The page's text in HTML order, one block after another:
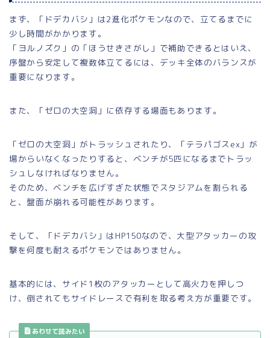
まず、「ドデカバシ」は2進化ポケモンなので、立てるまでに
少し時間がかかります。
「ヨルノズク」の「ほうせきさがし」で補助できるとはいえ、
序盤から安定して複数体立てるには、デッキ全体のバランスが
重要になります。
また、「ゼロの大空洞」に依存する場面もあります。
「ゼロの大空洞」がトラッシュされたり、「テラパゴスex」が
場からいなくなったりすると、ベンチが5匹になるまでトラッ
シュしなければなりません。
そのため、ベンチを広げすぎた状態でスタジアムを割られる
と、盤面が崩れる可能性があります。
そして、「ドデカバシ」はHP150なので、大型アタッカーの攻
撃を何度も耐えるポケモンではありません。
基本的には、サイド1枚のアタッカーとして高火力を押しつ
け、倒されてもサイドレースで有利を取る考え方が重要です。
あわせて読みたい